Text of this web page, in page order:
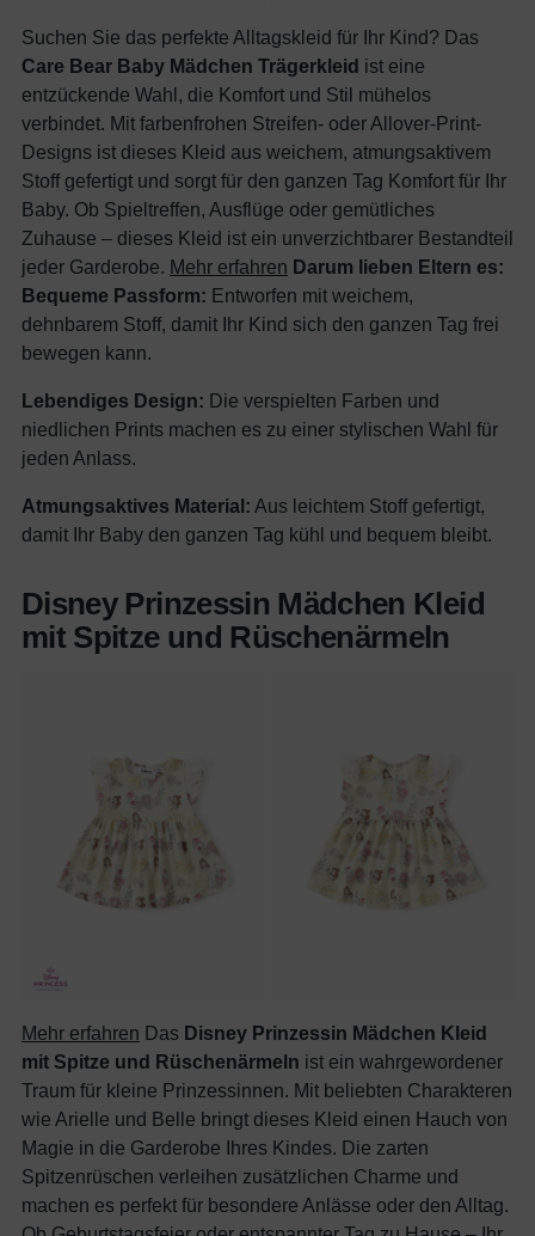
Suchen Sie das perfekte Alltagskleid für Ihr Kind? Das
Care Bear Baby Mädchen Trägerkleid ist eine
entzückende Wahl, die Komfort und Stil mühelos
verbindet. Mit farbenfrohen Streifen- oder Allover-Print-
Designs ist dieses Kleid aus weichem, atmungsaktivem
Stoff gefertigt und sorgt für den ganzen Tag Komfort für Ihr
Baby. Ob Spieltreffen, Ausflüge oder gemütliches
Zuhause – dieses Kleid ist ein unverzichtbarer Bestandteil
jeder Garderobe. Mehr erfahren Darum lieben Eltern es:
Bequeme Passform: Entworfen mit weichem,
dehnbarem Stoff, damit Ihr Kind sich den ganzen Tag frei
bewegen kann.
Lebendiges Design: Die verspielten Farben und
niedlichen Prints machen es zu einer stylischen Wahl für
jeden Anlass.
Atmungsaktives Material: Aus leichtem Stoff gefertigt,
damit Ihr Baby den ganzen Tag kühl und bequem bleibt.
Disney Prinzessin Mädchen Kleid
mit Spitze und Rüschenärmeln
Mehr erfahren Das Disney Prinzessin Mädchen Kleid
mit Spitze und Rüschenärmeln ist ein wahrgewordener
Traum für kleine Prinzessinnen. Mit beliebten Charakteren
wie Arielle und Belle bringt dieses Kleid einen Hauch von
Magie in die Garderobe Ihres Kindes. Die zarten
Spitzenrüschen verleihen zusätzlichen Charme und
machen es perfekt für besondere Anlässe oder den Alltag.